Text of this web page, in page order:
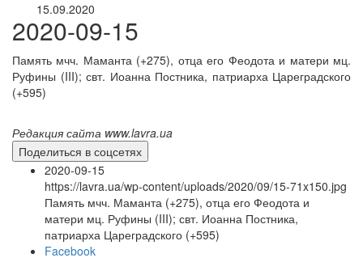
15.09.2020
2020-09-15
Память мчч. Маманта (+275), отца его Феодота и матери мц.
Руфины (III); свт. Иоанна Постника, патриарха Цареградского
(+595)
Редакция сайта www.lavra.ua
Поделиться в соцсетях
2020-09-15
https://lavra.ua/wp-content/uploads/2020/09/15-71x150.jpg
Память мчч. Маманта (+275), отца его Феодота и
матери мц. Руфины (III); свт. Иоанна Постника,
патриарха Цареградского (+595)
Facebook